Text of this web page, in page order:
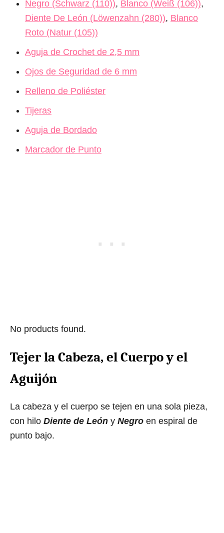
Negro (Schwarz (110)), Blanco (Weiß (106)),
Diente De León (Löwenzahn (280)), Blanco
Roto (Natur (105))
Aguja de Crochet de 2,5 mm
Ojos de Seguridad de 6 mm
Relleno de Poliéster
Tijeras
Aguja de Bordado
Marcador de Punto
No products found.
Tejer la Cabeza, el Cuerpo y el
Aguijón
La cabeza y el cuerpo se tejen en una sola pieza,
con hilo Diente de León y Negro en espiral de
punto bajo.